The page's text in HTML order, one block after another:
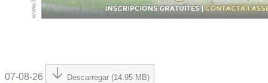
07-08-26 Descarregar (14.95 MB)